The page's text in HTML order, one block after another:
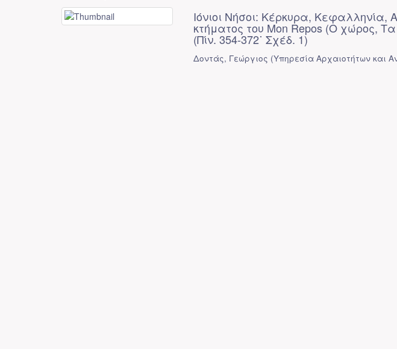
Ιόνιοι Νήσοι: Κέρκυρα, Κεφαλληνία,
κτήματος του Mon Repos (Ο χώρος,
(Πίν. 354-372˙ Σχέδ. 1)
Δοντάς, Γεώργιος (Υπηρεσία Αρχαιοτήτων και